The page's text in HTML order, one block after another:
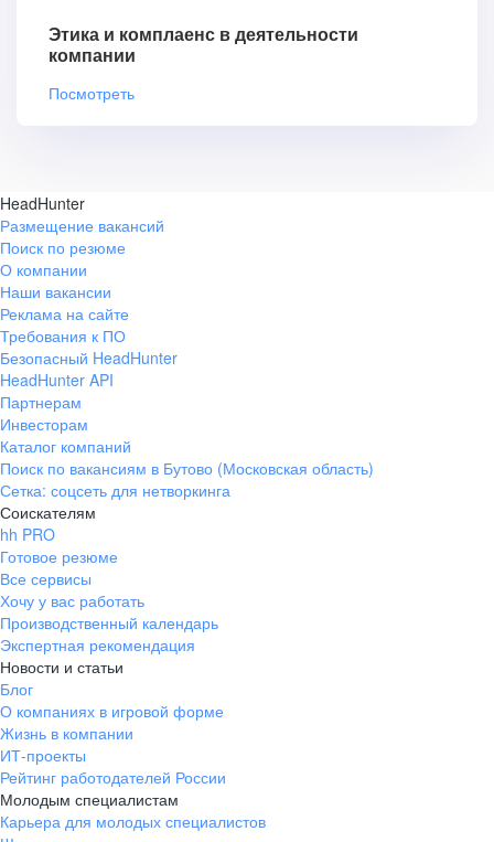
Этика и комплаенс в деятельности
компании
Посмотреть
HeadHunter
Размещение вакансий
Поиск по резюме
О компании
Наши вакансии
Реклама на сайте
Требования к ПО
Безопасный HeadHunter
HeadHunter API
Партнерам
Инвесторам
Каталог компаний
Поиск по вакансиям в Бутово (Московская область)
Сетка: соцсеть для нетворкинга
Соискателям
hh PRO
Готовое резюме
Все сервисы
Хочу у вас работать
Производственный календарь
Экспертная рекомендация
Новости и статьи
Блог
О компаниях в игровой форме
Жизнь в компании
ИТ-проекты
Рейтинг работодателей России
Молодым специалистам
Карьера для молодых специалистов